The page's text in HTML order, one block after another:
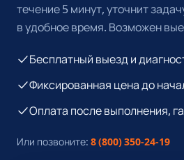
течение 5 минут, уточнит
в удобное время. Возможен
Бесплатный выезд и
Фиксированная цена до
Оплата после выполнения,
Или позвоните: 8 (800) 350-24-19